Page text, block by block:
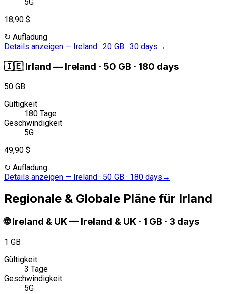
18,90 $
↻ Aufladung
Details anzeigen — Ireland · 20 GB · 30 days →
🇮🇪 Irland — Ireland · 50 GB · 180 days
50 GB
Gültigkeit
180 Tage
Geschwindigkeit
5G
49,90 $
↻ Aufladung
Details anzeigen — Ireland · 50 GB · 180 days →
Regionale & Globale Pläne für Irland
🌐 Ireland & UK— Ireland & UK · 1 GB · 3 days
1 GB
Gültigkeit
3 Tage
Geschwindigkeit
5G